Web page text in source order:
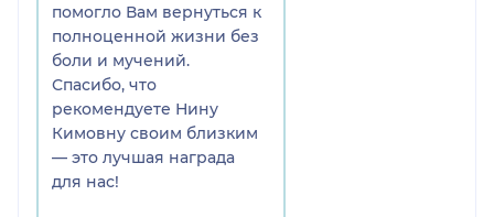
помогло Вам вернуться к
полноценной жизни без
боли и мучений.
Спасибо, что
рекомендуете Нину
Кимовну своим близким
— это лучшая награда
для нас!